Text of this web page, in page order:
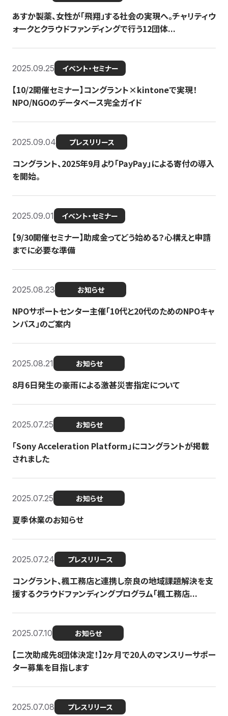
あすか製薬、女性が「飛翔」する社会の実現へ。チャリティウ
ォークとクラウドファンディングで行う12団体...
2025.09.25 イベント・セミナー
【10/2開催セミナー】コングラント×kintoneで実現！
NPO/NGOのデータベース完全ガイド
2025.09.04 プレスリリース
コングラント、2025年9月より「PayPay」による寄付の導入
を開始。
2025.09.01 イベント・セミナー
【9/30開催セミナー】助成金ってどう始める？心構えと申請
までに必要な準備
2025.08.23 お知らせ
NPOサポートセンター主催「10代と20代のためのNPOキャ
ンパス」のご案内
2025.08.21 お知らせ
8月6日発生の豪雨による激甚災害指定について
2025.07.25 お知らせ
「Sony Acceleration Platform」にコングラントが掲載
されました
2025.07.25 お知らせ
夏季休業のお知らせ
2025.07.24 プレスリリース
コングラント、楓工務店と連携し奈良の地域課題解決を支
援するクラウドファンディングプログラム「楓工務店...
2025.07.10 お知らせ
【二次助成先8団体決定！】2ヶ月で20人のマンスリーサポー
ター募集を目指します
2025.07.08 プレスリリース